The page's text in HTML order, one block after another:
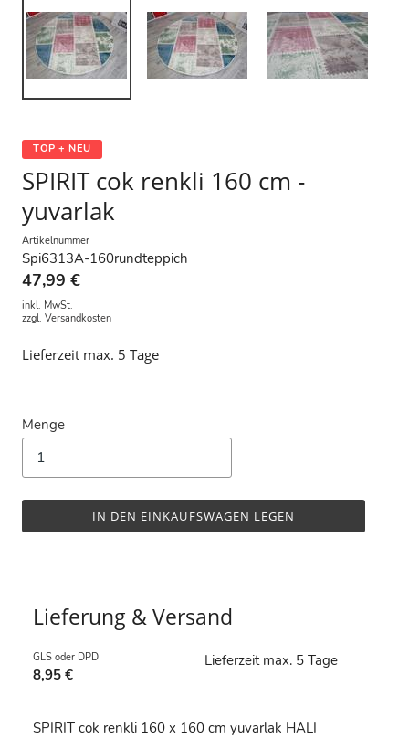
TOP + NEU
SPIRIT cok renkli 160 cm -
yuvarlak
Artikelnummer
Spi6313A-160rundteppich
47,99 €
inkl. MwSt.
zzgl. Versandkosten
Lieferzeit max. 5 Tage
Menge
IN DEN EINKAUFSWAGEN LEGEN
Lieferung & Versand
GLS oder DPD
8,95 €
Lieferzeit max. 5 Tage
SPIRIT cok renkli 160 x 160 cm yuvarlak HALI